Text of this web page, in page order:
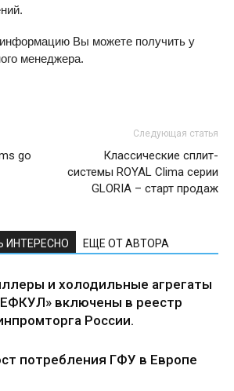
Вы можете получить у
менеджера.
go
Следующая статья
Классические сплит-
системы ROYAL Clima серии
GLORIA – старт продаж
ИНТЕРЕСНО ЕЩЕ ОТ АВТОРА
и холодильные агрегаты
включены в реестр
России.
потребления ГФУ в Европе